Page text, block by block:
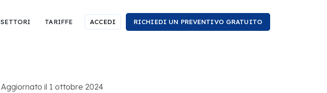
SETTORI TARIFFE ACCEDI RICHIEDI UN PREVENTIVO GRATUITO
Aggiornato il 1 ottobre 2024